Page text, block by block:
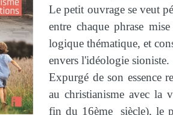
Le petit ouvrage se veut
entre chaque phrase
logique thématique, et
envers l'idéologie sioniste.
Expurgé de son essence
au christianisme avec la
fin du 16ème siècle), le